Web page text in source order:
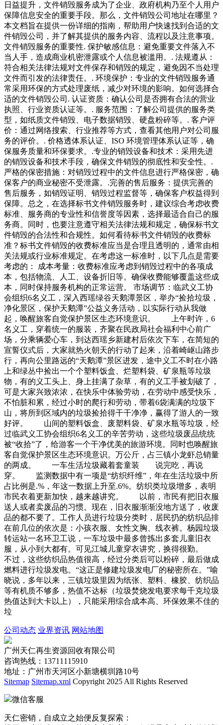
日益提升，文件销毁服务成为了企业、政府机构乃至个人用户
保障信息安全的重要手段。那么，文件销毁公司地址在哪里？
本文档旨在提供一份详细的指南，帮助用户快速找到合适的文
件销毁公司，并了解其提供的服务内容、流程以及注意事项。
文件销毁服务的重要性. 保护敏感信息：避免重要文件落入不
当人手，造成商业机密泄露或个人信息被滥用。. 法规遵从：
符合相关法律法规对文件保存和销毁的规定，避免因不当处理
文件而引发的法律责任。. 环境保护：专业的文件销毁服务通
常采用环保的方式处理废纸，减少对环境的影响。如何选择合
适的文件销毁公司. 认证资质：确认公司是否拥有合法的营业
执照、行业资质认证等。. 服务范围：了解公司提供的服务类
型，如纸质文件销毁、电子数据销毁、硬盘粉碎等。. 客户评
价：通过网络搜索、行业推荐等方式，查看其他用户对公司服
务的评价。. 价格透体系认证、ISO 环境管理体系认证等，确
保服务质量和环保要求。.专业的销毁设备和技术：采用先进
的销毁设备和技术手段，确保文件销毁的彻底性和安全性。.
严格的保密措施：对销毁过程中的文件信息进行严格保密，确
保客户的商业秘密不受泄露。.完善的售后服务：提供完善的
售后服务，如销毁证明、销毁过程监督等，确保客户权益得到
保障。总之，在选择标书文件销毁服务时，建议综合考虑收费
标准、服务商的专业性和信誉度等因素，选择最适合自己的服
务商。同时，也要注意遵守相关法律法规和规定，确保标书文
件销毁的合法性和合规性。如何看待标书文件销毁的收费标
准？标书文件销毁的收费标准应当是合理且透明的，通常由相
关法规或行业标准规定。在考虑这一标准时，以下几点是需要
考虑的： 成本考量：收费标准应考虑到销毁过程中的各项成
本，包括物流、人工、设备折旧等。确保收费能够覆盖这些成
本，同时保持服务机构的正常运营。 市场调节：临武义工协
会组织6名义工，深入西瑶绿谷天鹅潭景区，举办“捡拾垃圾，
净化景区，保护天鹅潭”公益义务活动，以实际行动从我做
起，唤醒旅客自觉保护景区生态环境意识。 上午时许，6
名义工，穿着统一的服装，齐聚在民政局社会福利中心前广
场，分乘辆爱心车，到达西瑶乡新建村后依次下车，在简短的
宣誓仪式后，大家就热火朝天的行动了起来，沿着崎岖山路步
行，再向公里路远的“天鹅潭”景区进发，途中义工不时在小路
上和绿丛中捡出一个个塑料饭盒、烂塑料袋、矿泉瓶等垃圾
物，有的义工头上、身上挂满了杂草，有的义工手被划破了，
可是大家兴致浓浓，在快乐中体验劳动，在劳动中感受快乐，
不怕脏和累，经过小时的爬行和劳动，带着6袋满满的垃圾下
山，将所到区域内的垃圾捡拾得干干净净，赢得了游人的一致
好评。 山间的塑料饭盒、废塑料袋、矿泉水瓶等垃圾，经
过临武义工协会组织6名义工的辛苦劳动，这些垃圾废品统统
被“收拾”了，给游客一个干净优美的旅游环境。同时也唤醒旅
客自觉保护景区生态环境意识。万公斤，占三镇小龙虾总销量
的两成。 一车生活垃圾藏着套童装 说完吃，再说
穿。 监测数据中有一项是“纺织纤维”，年在生活垃圾中所
占比例是.%，年这一数据上升至.6%。纺织类垃圾增多，表明
市民衣着更新加快，越来越讲究。 以前，市民有把旧衣服
送人或者卖废品的习惯。现在，旧衣服渐渐没地方送了，收废
品的都不要了。工作人员进行垃圾分类时，居民扔的纺织品排
在前几位的依次是：小孩衣服、女性文胸、线衣裤。杨园垃圾
转运站一名环卫工说，一车垃圾中最多曾拣出多套儿童旧衣
服，从小到大都有。可见江城儿童穿衣讲究，换得很勤。
不过，这些纺织品热值很高，经过分类后可以粉碎，最后做成
燃料进行垃圾发电。“这正是修建垃圾发电厂的秘密所在。”喻
晓说，多年以来，三镇垃圾里因为纸张、塑料、橡胶、纺织品
等有机质不够多，热值不达标（垃圾焚烧发电要求每千克垃圾
热值达到大卡以上），只能采用综合成本高、环保效果不佳的
垃
公司动态 业界资讯 网站地图
广州天仁再生资源回收有限公司
咨询热线：13711115910
地址：广州市天河区小新塘横圳路10号
Sitemap Sitemap.xml Copyright 2025 All Rights Reserved
微信客服
天仁密销，自成立之始便反复探索：